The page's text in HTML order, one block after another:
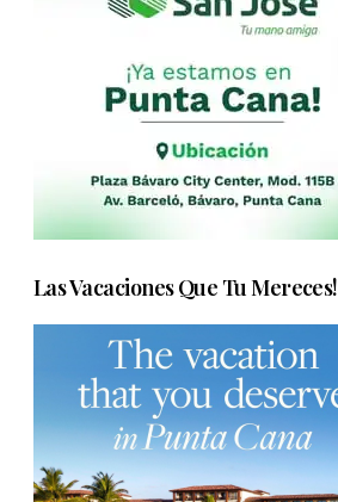
Las Vacaciones Que Tu Mereces!